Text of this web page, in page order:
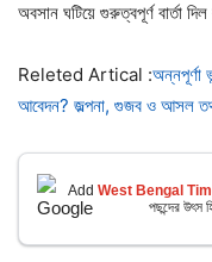
অবসান ঘটিয়ে গুরুত্বপূর্ণ বার্তা
Releted Artical :অন্নপূর্ণা
আবেদন? জল্পনা, গুজব ও আসল
Add West Bengal
পছন্দের উৎস